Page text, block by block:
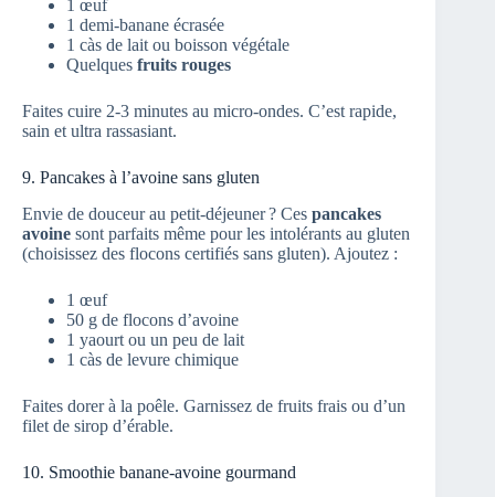
1 œuf
1 demi-banane écrasée
1 càs de lait ou boisson végétale
Quelques fruits rouges
Faites cuire 2-3 minutes au micro-ondes. C’est rapide,
sain et ultra rassasiant.
9. Pancakes à l’avoine sans gluten
Envie de douceur au petit-déjeuner ? Ces pancakes
avoine sont parfaits même pour les intolérants au gluten
(choisissez des flocons certifiés sans gluten). Ajoutez :
1 œuf
50 g de flocons d’avoine
1 yaourt ou un peu de lait
1 càs de levure chimique
Faites dorer à la poêle. Garnissez de fruits frais ou d’un
filet de sirop d’érable.
10. Smoothie banane-avoine gourmand